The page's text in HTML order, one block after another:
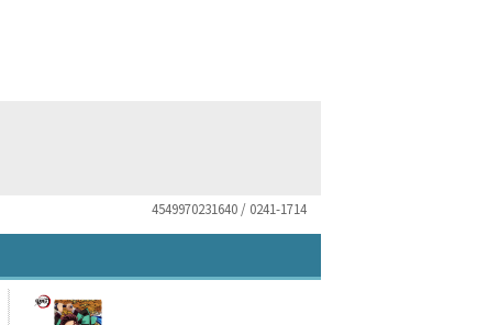
4549970231640 / 0241-1714